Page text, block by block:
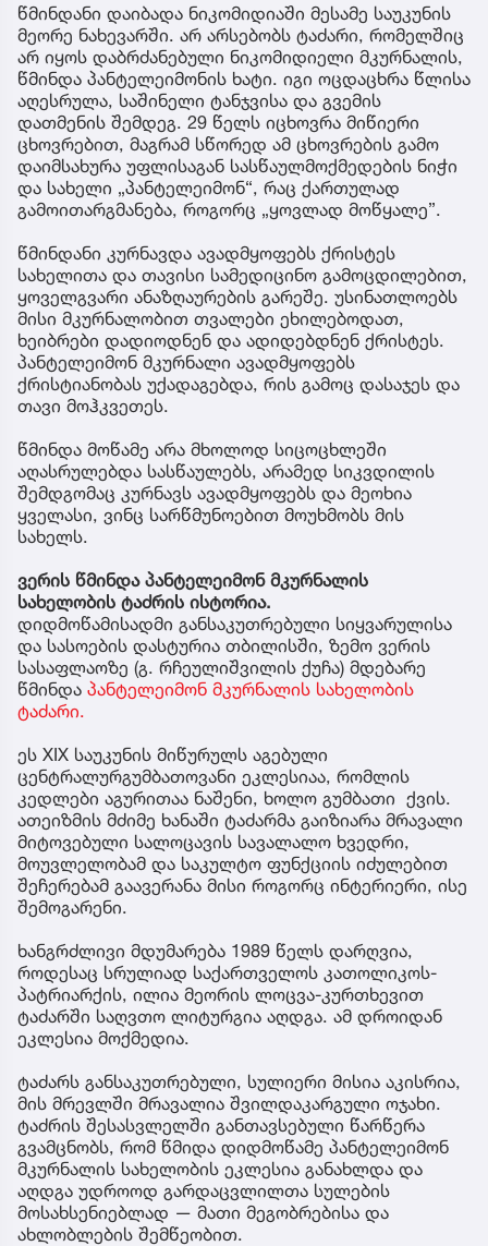
წმინდანი დაიბადა ნიკომიდიაში მესამე საუკუნის
მეორე ნახევარში. არ არსებობს ტაძარი, რომელშიც
არ იყოს დაბრძანებული ნიკომიდიელი მკურნალის,
წმინდა პანტელეიმონის ხატი. იგი ოცდაცხრა წლისა
აღესრულა, საშინელი ტანჯვისა და გვემის
დათმენის შემდეგ. 29 წელს იცხოვრა მიწიერი
ცხოვრებით, მაგრამ სწორედ ამ ცხოვრების გამო
დაიმსახურა უფლისაგან სასწაულმოქმედების ნიჭი
და სახელი „პანტელეიმონ“, რაც ქართულად
გამოითარგმანება, როგორც „ყოვლად მოწყალე”.
წმინდანი კურნავდა ავადმყოფებს ქრისტეს
სახელითა და თავისი სამედიცინო გამოცდილებით,
ყოველგვარი ანაზღაურების გარეშე. უსინათლოებს
მისი მკურნალობით თვალები ეხილებოდათ,
ხეიბრები დადიოდნენ და ადიდებდნენ ქრისტეს.
პანტელეიმონ მკურნალი ავადმყოფებს
ქრისტიანობას უქადაგებდა, რის გამოც დასაჯეს და
თავი მოჰკვეთეს.
წმინდა მოწამე არა მხოლოდ სიცოცხლეში
აღასრულებდა სასწაულებს, არამედ სიკვდილის
შემდგომაც კურნავს ავადმყოფებს და მეოხია
ყველასი, ვინც სარწმუნოებით მოუხმობს მის
სახელს.
ვერის წმინდა პანტელეიმონ მკურნალის
სახელობის ტაძრის ისტორია.
დიდმოწამისადმი განსაკუთრებული სიყვარულისა
და სასოების დასტურია თბილისში, ზემო ვერის
სასაფლაოზე (გ. რჩეულიშვილის ქუჩა) მდებარე
წმინდა პანტელეიმონ მკურნალის სახელობის
ტაძარი.
ეს XIX საუკუნის მიწურულს აგებული
ცენტრალურგუმბათოვანი ეკლესიაა, რომლის
კედლები აგურითაა ნაშენი, ხოლო გუმბათი ქვის.
ათეიზმის მძიმე ხანაში ტაძარმა გაიზიარა მრავალი
მიტოვებული სალოცავის სავალალო ხვედრი,
მოუვლელობამ და საკულტო ფუნქციის იძულებით
შეჩერებამ გაავერანა მისი როგორც ინტერიერი, ისე
შემოგარენი.
ხანგრძლივი მდუმარება 1989 წელს დარღვია,
როდესაც სრულიად საქართველოს კათოლიკოს-
პატრიარქის, ილია მეორის ლოცვა-კურთხევით
ტაძარში საღვთო ლიტურგია აღდგა. ამ დროიდან
ეკლესია მოქმედია.
ტაძარს განსაკუთრებული, სულიერი მისია აკისრია,
მის მრევლში მრავალია შვილდაკარგული ოჯახი.
ტაძრის შესასვლელში განთავსებული წარწერა
გვამცნობს, რომ წმიდა დიდმოწამე პანტელეიმონ
მკურნალის სახელობის ეკლესია განახლდა და
აღდგა უდროოდ გარდაცვლილთა სულების
მოსახსენიებლად — მათი მეგობრებისა და
ახლობლების შემწეობით.